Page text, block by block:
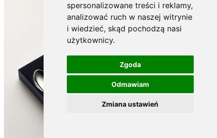
spersonalizowane treści i reklamy,
analizować ruch w naszej witrynie
i wiedzieć, skąd pochodzą nasi
użytkownicy.
Zgoda
Odmawiam
Zmiana ustawień